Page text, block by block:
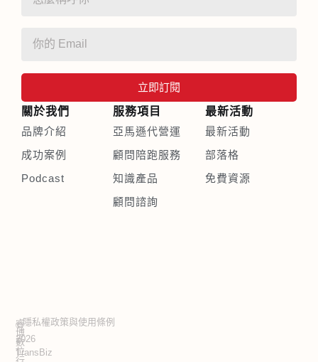
關於我們
品牌介紹
成功案例
Podcast
服務項目
亞馬遜代營運
顧問陪跑服務
知識產品
顧問諮詢
最新活動
最新活動
部落格
免費資源
立即訂閱
©
2026
TransBiz
睿
博
數
位
隱私權政策與使用條例